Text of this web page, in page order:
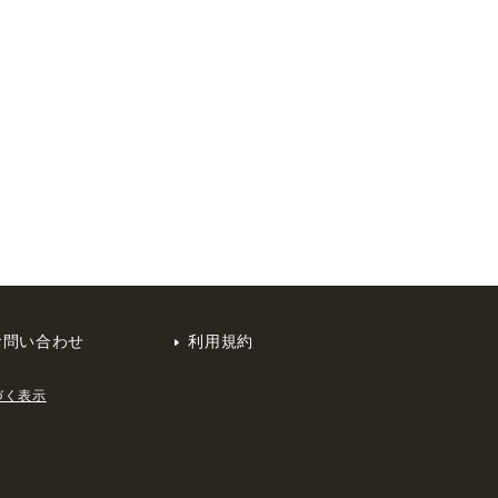
問い合わせ 利用規約
く表示